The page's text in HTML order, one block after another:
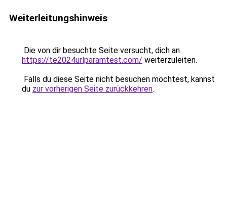
Weiterleitungshinweis
Die von dir besuchte Seite versucht, dich an
https://te2024urlparamtest.com/ weiterzuleiten.
Falls du diese Seite nicht besuchen möchtest, kannst
du zur vorherigen Seite zurückkehren.